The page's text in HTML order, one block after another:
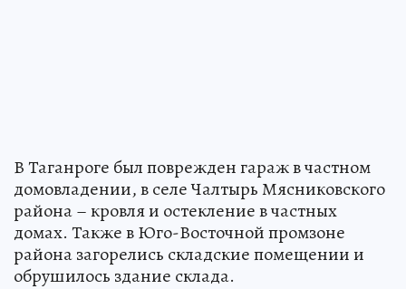
В Таганроге был поврежден гараж в частном
домовладении, в селе Чалтырь Мясниковского
района – кровля и остекление в частных
домах. Также в Юго-Восточной промзоне
района загорелись складские помещении и
обрушилось здание склада.